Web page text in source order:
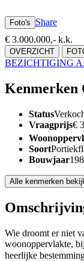
Foto's Share
€ 3.000.000,- k.k.
OVERZICHT
BEZICHTIGING
Kenmerken
Status
Vraagprijs€
Soort
Bouwjaar
Alle kenmerken
Wie droomt er niet
woonoppervlakte,
heerlijke